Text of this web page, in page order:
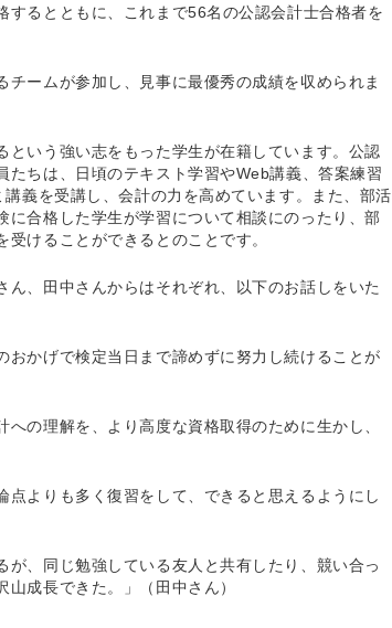
るとともに、これまで56名の公認会計士合格者を
ームが参加し、見事に最優秀の成績を収められま
いう強い志をもった学生が在籍しています。公認
ちは、日頃のテキスト学習やWeb講義、答案練習
義を受講し、会計の力を高めています。また、部活
合格した学生が学習について相談にのったり、部
けることができるとのことです。
、田中さんからはそれぞれ、以下のお話しをいた
おかげで検定当日まで諦めずに努力し続けることが
の理解を、より高度な資格取得のために生かし、
点よりも多く復習をして、できると思えるようにし
が、同じ勉強している友人と共有したり、競い合っ
成長できた。」（田中さん）